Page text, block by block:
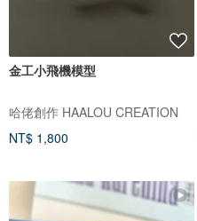
金工小飛機模型
哈佬創作 HAALOU CREATION
NT$ 1,800